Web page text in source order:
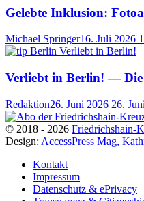
Gelebte Inklusion:
Michael Springer16. Juli 2026
Verliebt in Berlin! — Die
Redaktion26. Juni 2026 26.
© 2018 - 2026 Friedrichshain-
Design: AccessPress Mag,
Kontakt
Impressum
Datenschutz & ePrivacy